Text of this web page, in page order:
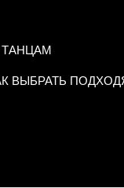
ТАНЦАМ
ВЫБРАТЬ